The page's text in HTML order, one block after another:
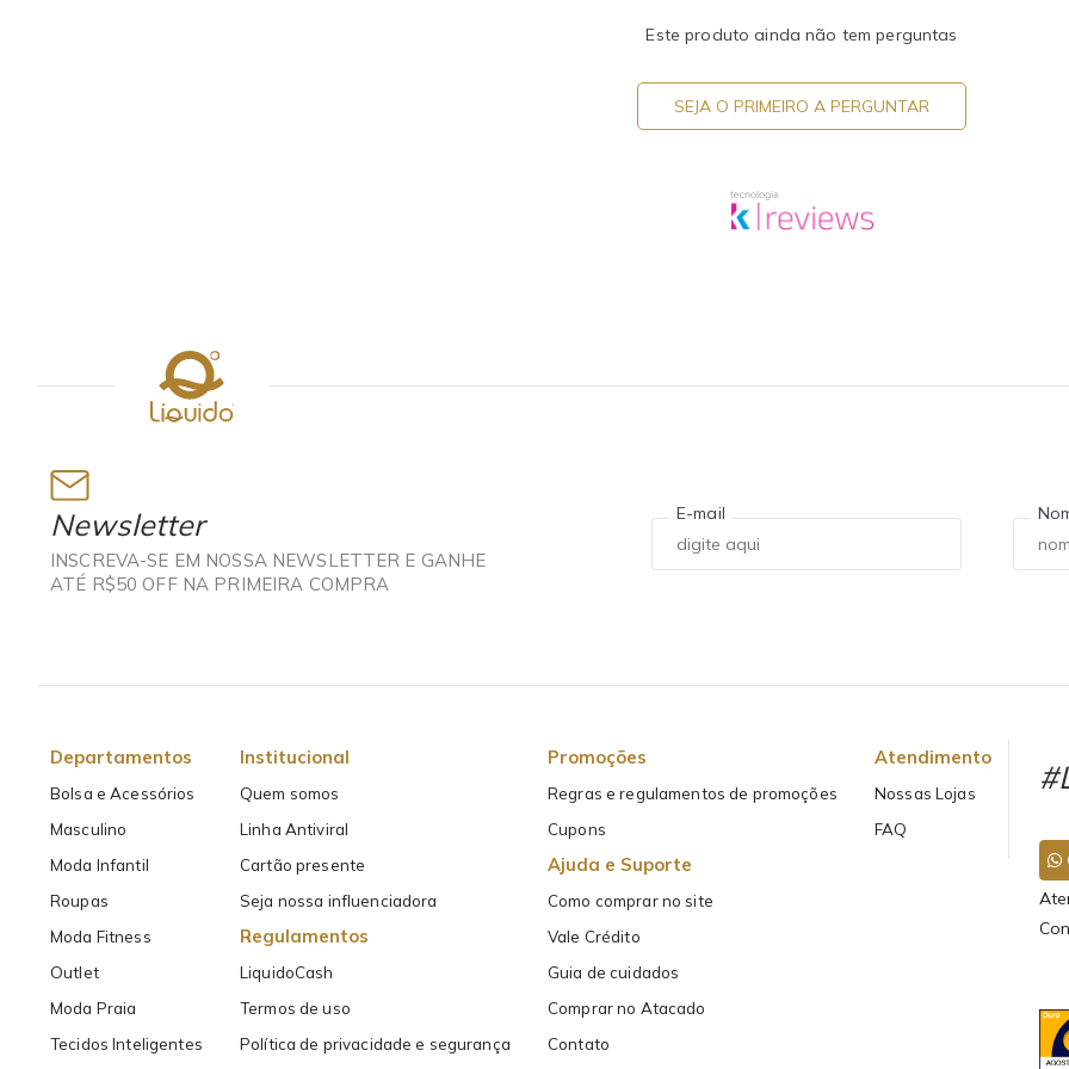
Este produto ainda não tem perguntas
SEJA O PRIMEIRO A PERGUNTAR
Newsletter
INSCREVA-SE EM NOSSA NEWSLETTER E GANHE
ATÉ R$50 OFF NA PRIMEIRA COMPRA
E-mail
Departamentos
Bolsa e Acessórios
Masculino
Moda Infantil
Roupas
Moda Fitness
Outlet
Moda Praia
Tecidos Inteligentes
Institucional
Quem somos
Linha Antiviral
Cartão presente
Seja nossa influenciadora
Regulamentos
LiquidoCash
Termos de uso
Política de privacidade e segurança
Promoções
Regras e regulamentos de promoções
Cupons
Ajuda e Suporte
Como comprar no site
Vale Crédito
Guia de cuidados
Comprar no Atacado
Contato
Atendimento
Nossas Lojas
FAQ